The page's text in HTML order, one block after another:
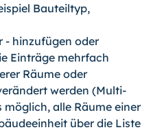
Bauteiltyp,
- hinzufügen oder
Einträge mehrfach
Räume oder
werden (Multi-
alle Räume einer
über die Liste